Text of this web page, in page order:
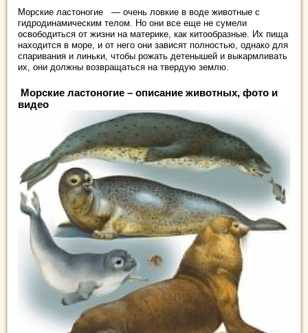
Морские ластоногие — очень ловкие в воде животные с
гидродинамическим телом. Но они все еще не сумели
освободиться от жизни на материке, как китообразные. Их пища
находится в море, и от него они зависят полностью, однако для
спаривания и линьки, чтобы рожать детенышей и выкармливать
их, они должны возвращаться на твердую землю.
Морские ластоногие – описание животных, фото и
видео